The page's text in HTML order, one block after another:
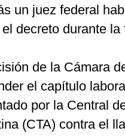
un juez federal
decreto durante la
de la Cámara
el capítulo
por la Central
(CTA) contra el